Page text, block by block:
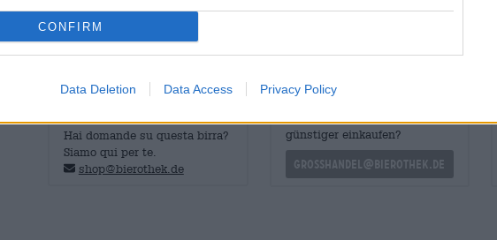
CONFIRM
Data Deletion Data Access Privacy Policy
con una cornucopia di succosi agrumi, che si combina con pesca,
per creare una miscela irresistibile.
CONSULENZA GRATUITA SULLA
Hai domande su questa birra?
Siamo qui per te.
shop@bierothek.de
commercianti o ristoratori
günstiger einkaufen?
grosshandel@bierothek.de